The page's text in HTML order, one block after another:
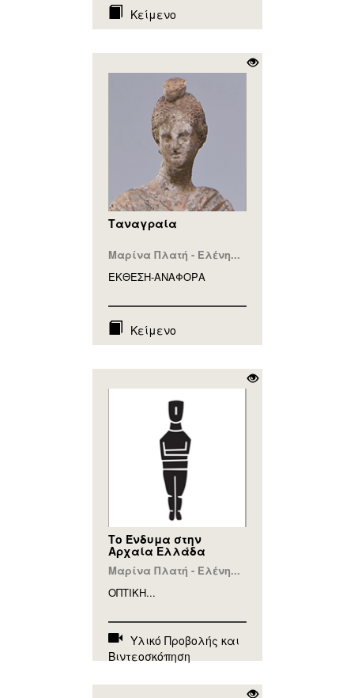
Κείμενο
Ταναγραία
Μαρίνα Πλατή - Ελένη...
ΕΚΘΕΣΗ-ΑΝΑΦΟΡA
Κείμενο
Το Ένδυμα στην
Αρχαία Ελλάδα
Μαρίνα Πλατή - Ελένη...
ΟΠΤΙΚΗ...
Υλικό Προβολής και
Βιντεοσκόπηση